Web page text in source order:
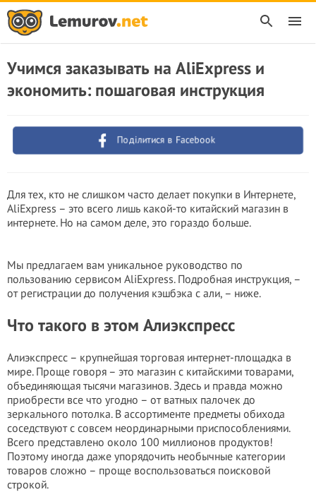
Учимся заказывать на AliExpress и
экономить: пошаговая инструкция
Поділитися в Facebook
Для тех, кто не слишком часто делает покупки в Интернете,
AliExpress – это всего лишь какой-то китайский магазин в
интернете. Но на самом деле, это гораздо больше.
Мы предлагаем вам уникальное руководство по
пользованию сервисом AliExpress. Подробная инструкция, –
от регистрации до получения кэшбэка с али, – ниже.
Что такого в этом Алиэкспресс
Алиэкспресс – крупнейшая торговая интернет-площадка в
мире. Проще говоря – это магазин с китайскими товарами,
объединяющая тысячи магазинов. Здесь и правда можно
приобрести все что угодно – от ватных палочек до
зеркального потолка. В ассортименте предметы обихода
соседствуют с совсем неординарными приспособлениями.
Всего представлено около 100 миллионов продуктов!
Поэтому иногда даже упорядочить необычные категории
товаров сложно – проще воспользоваться поисковой
строкой.